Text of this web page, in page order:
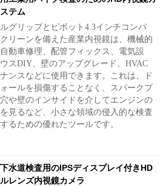
テム
グリップとピボット4.3インチコンパ
リーンを備えた産業内視鏡は、機械的
動車修理、配管フィックス、電気設
スDIY、壁のアップグレード、HVAC
ンスなどに使用できます。これは、ド
ールを損傷することなく、スパークプ
や壁のインサイドを介してエンジンの
見るなど、小さな領域の侵入的な検査
るための優れたツールです。
水道検査用のIPSディスプレイ付きHD
レンズ内視鏡カメラ